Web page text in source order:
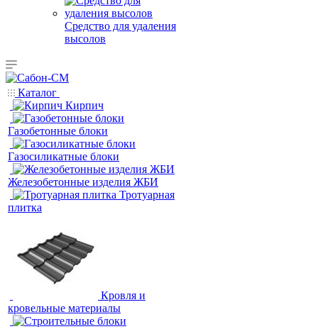
Средство для удаления
высолов
Каталог
Кирпич
Газобетонные блоки
Газосиликатные блоки
Железобетонные изделия ЖБИ
Тротуарная
плитка
Кровля и
кровельные материалы